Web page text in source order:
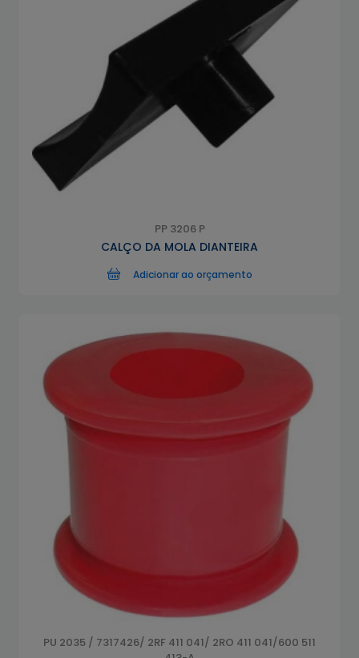
PP 3206 P
CALÇO DA MOLA DIANTEIRA
Adicionar ao orçamento
PU 2035 / 7317426/ 2RF 411 041/ 2RO 411 041/600 511